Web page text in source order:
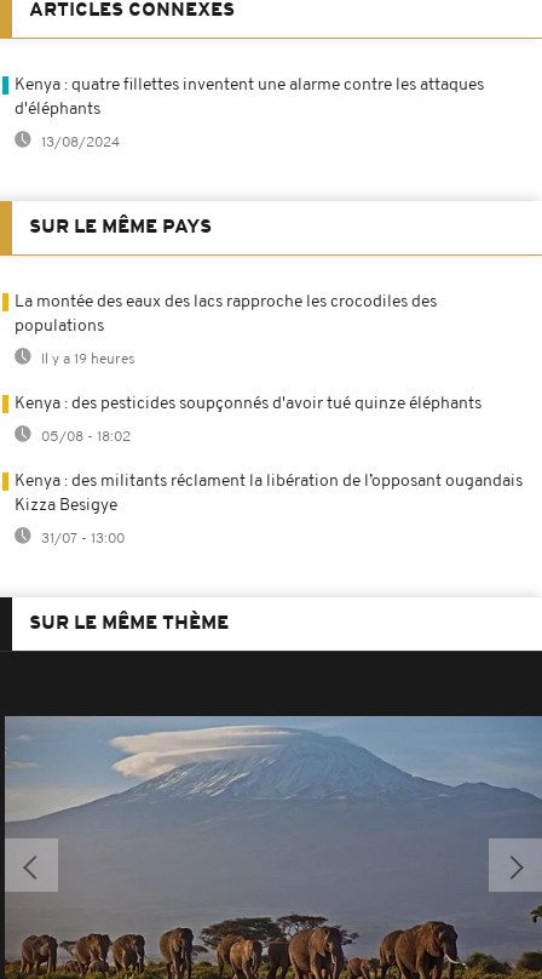
ARTICLES CONNEXES
Kenya : quatre fillettes inventent une alarme contre les attaques
d'éléphants
13/08/2024
SUR LE MÊME PAYS
La montée des eaux des lacs rapproche les crocodiles des
populations
Il y a 19 heures
Kenya : des pesticides soupçonnés d'avoir tué quinze éléphants
05/08 - 18:02
Kenya : des militants réclament la libération de l’opposant ougandais
Kizza Besigye
31/07 - 13:00
SUR LE MÊME THÈME